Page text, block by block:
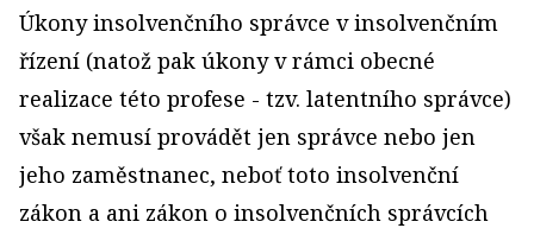
Úkony insolvenčního správce v insolvenčním
řízení (natož pak úkony v rámci obecné
realizace této profese - tzv. latentního správce)
však nemusí provádět jen správce nebo jen
jeho zaměstnanec, neboť toto insolvenční
zákon a ani zákon o insolvenčních správcích